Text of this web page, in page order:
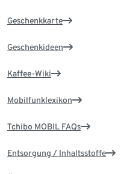
Geschenkkarte
Geschenkideen
Kaffee-Wiki
Mobilfunklexikon
Tchibo MOBIL FAQs
Entsorgung / Inhaltsstoffe